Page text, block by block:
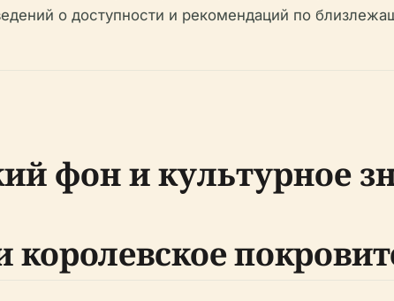
о доступности и рекомендаций по
фон и культурное
королевское